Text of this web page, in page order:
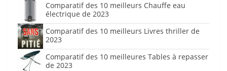
Comparatif des 10 meilleurs Chauffe eau
électrique de 2023
Comparatif des 10 meilleurs Livres thriller de
2023
Comparatif des 10 meilleures Tables à repasser
de 2023